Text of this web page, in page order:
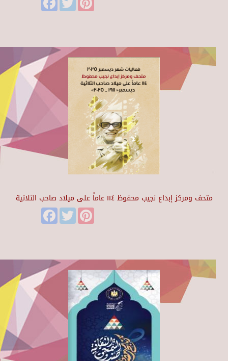
متحف ومركز إبداع نجيب محفوظ ١١٤ عاماً على ميلاد صاحب الثلاثية
FacebookTwitter